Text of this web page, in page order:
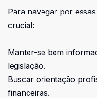
Para navegar por
crucial:
Manter-se bem
legislação.
Buscar orientação
financeiras.